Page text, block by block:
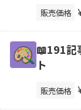
販売価格
📖191記
ト
販売価格